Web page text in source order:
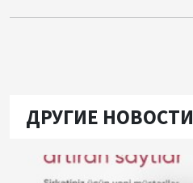
ДРУГИЕ НОВОСТИ